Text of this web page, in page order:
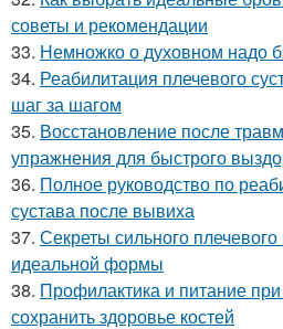
советы и рекомендации
33. Немножко о духовном надо
34. Реабилитация плечевого
шаг за шагом
35. Восстановление после
упражнения для быстрого
36. Полное руководство по
сустава после вывиха
37. Секреты сильного плечевого
идеальной формы
38. Профилактика и питание при
сохранить здоровье костей